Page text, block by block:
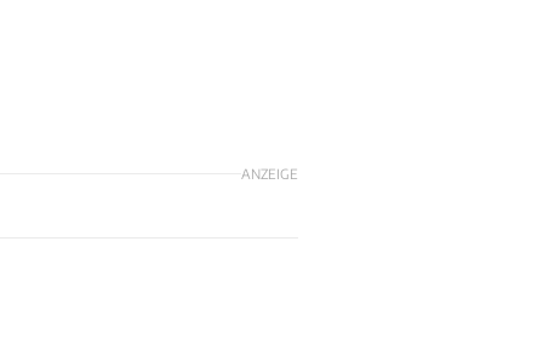
ANZEIGE